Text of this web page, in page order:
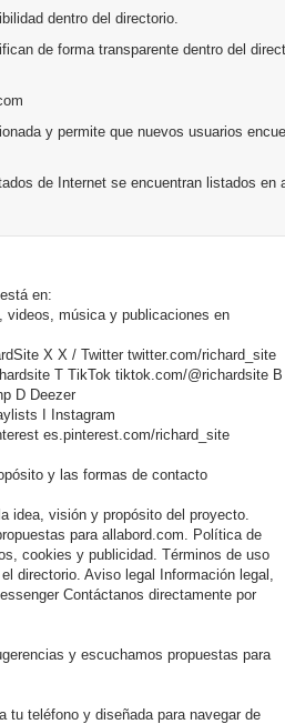
dentro del directorio.
de forma transparente dentro del
y permite que nuevos usuarios
de Internet se encuentran listados en
en:
videos, música y publicaciones en
X X / Twitter twitter.com/richard_site
T TikTok tiktok.com/@richardsite B
D Deezer
Instagram
es.pinterest.com/richard_site
y las formas de contacto
idea, visión y propósito del proyecto.
para allabord.com. Política de
cookies y publicidad. Términos de uso
directorio. Aviso legal
Información legal,
Contáctanos directamente por
y escuchamos propuestas para
tu teléfono y diseñada para navegar de